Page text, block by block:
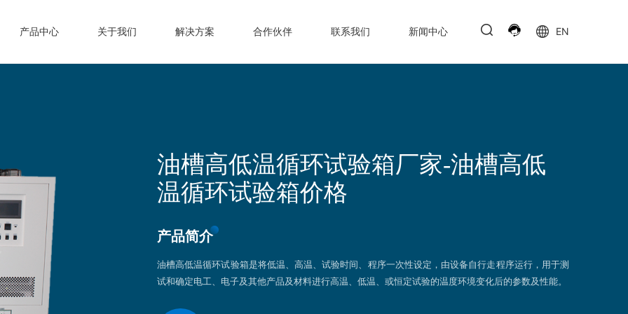
产品中心 关于我们 解决方案 合作伙伴 联系我们 新闻中心 EN
油槽高低温循环试验箱厂家-油槽高低
温循环试验箱价格
产品简介
油槽高低温循环试验箱是将低温、高温、试验时间、程序一次性设定，由设备自行走程序运行，用于测
试和确定电工、电子及其他产品及材料进行高温、低温、或恒定试验的温度环境变化后的参数及性能。